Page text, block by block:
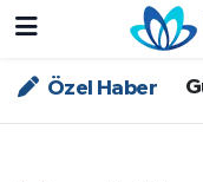
Özel Haber
Özel Haber
Nöbetçi